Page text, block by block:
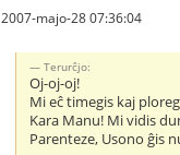
2007-majo-28 07:36:04
Terurĉjo:
Oj-oj-oj!
Mi eĉ timegis kaj
Kara Manu! Mi vidis
Parenteze, Usono ĝis